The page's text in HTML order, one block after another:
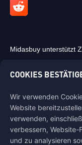
Midasbuy unterstützt
Kontaktiere uns
Wenn Sie Hilfe
"Kundenservice" klicken,
COOKIES
Wir verwenden
Website
verwenden,
verbessern,
und zu analysieren